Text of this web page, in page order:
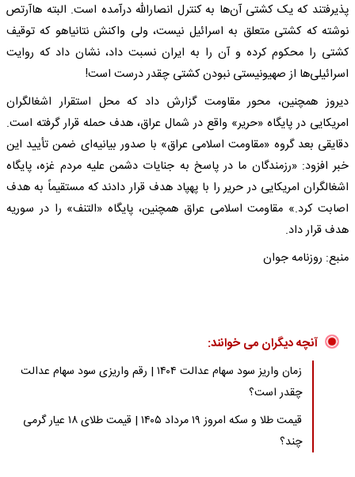
پذیرفتند که یک کشتی آن‌ها به کنترل انصارالله درآمده است. البته هاآرتص
نوشته که کشتی متعلق به اسرائیل نیست، ولی واکنش نتانیاهو که توقیف
کشتی را محکوم کرده و آن را به ایران نسبت داد، نشان داد که روایت
اسرائیلی‌ها از صهیونیستی نبودن کشتی چقدر درست است!
دیروز همچنین، محور مقاومت گزارش داد که محل استقرار اشغالگران
امریکایی در پایگاه «حریر» واقع در شمال عراق، هدف حمله قرار گرفته است.
دقایقی بعد گروه «مقاومت اسلامی عراق» با صدور بیانیه‌ای ضمن تأیید این
خبر افزود: «رزمندگان ما در پاسخ به جنایات دشمن علیه مردم غزه، پایگاه
اشغالگران امریکایی در حریر را با پهپاد هدف قرار دادند که مستقیماً به هدف
اصابت کرد.» مقاومت اسلامی عراق همچنین، پایگاه «التنف» را در سوریه
هدف قرار داد.
منبع: روزنامه جوان
آنچه دیگران می خوانند:
زمان واریز سود سهام عدالت ۱۴۰۴ | رقم واریزی سود سهام عدالت
چقدر است؟
قیمت طلا و سکه امروز ۱۹ مرداد ۱۴۰۵ | قیمت طلای ۱۸ عیار گرمی
چند؟